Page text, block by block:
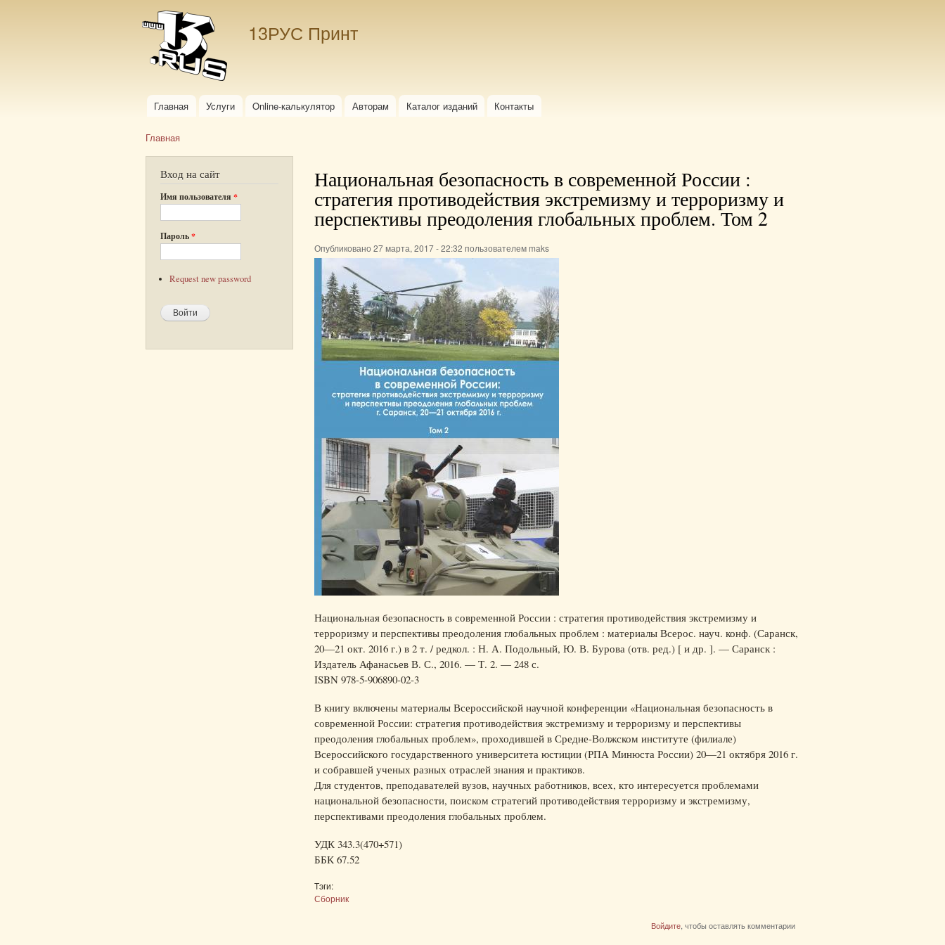
13РУС Принт
Главное меню
Главная Услуги Online-калькулятор Авторам Каталог изданий Контакты
Главная
Вход на сайт
Имя пользователя *
Пароль*
Request new password
Национальная безопасность в современной России :
стратегия противодействия экстремизму и терроризму и
перспективы преодоления глобальных проблем. Том 2
Опубликовано 27 марта, 2017 - 22:32 пользователем maks
Национальная безопасность в современной России : стратегия противодействия экстремизму и
терроризму и перспективы преодоления глобальных проблем : материалы Всерос. науч. конф. (Саранск,
20—21 окт. 2016 г.) в 2 т. / редкол. : Н. А. Подольный, Ю. В. Бурова (отв. ред.) [ и др. ]. — Саранск :
Издатель Афанасьев В. С., 2016. — Т. 2. — 248 с.
ISBN 978-5-906890-02-3
В книгу включены материалы Всероссийской научной конференции «Национальная безопасность в
современной России: стратегия противодействия экстремизму и терроризму и перспективы
преодоления глобальных проблем», проходившей в Средне-Волжском институте (филиале)
Всероссийского государственного университета юстиции (РПА Минюста России) 20—21 октября 2016 г.
и собравшей ученых разных отраслей знания и практиков.
Для студентов, преподавателей вузов, научных работников, всех, кто интересуется проблемами
национальной безопасности, поиском стратегий противодействия терроризму и экстремизму,
перспективами преодоления глобальных проблем.
УДК 343.3(470+571)
ББК 67.52
Тэги:
Сборник
Войдите, чтобы оставлять комментарии